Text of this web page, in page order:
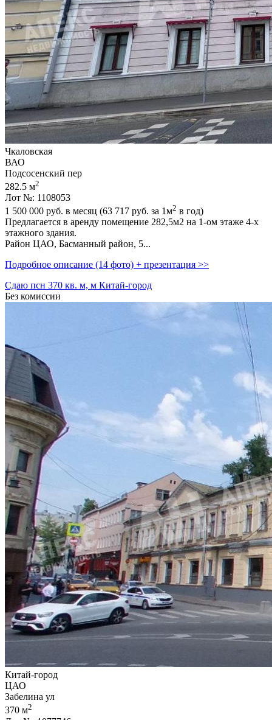
Чкаловская
ВАО
Подсосенский пер
282.5 м2
Лот №: 1108053
1 500 000 руб. в месяц (63 717 руб. за 1м2 в год)
Предлагается в аренду помещение 282,­5м2 на 1-ом этаже 4-х
этажного здания.
Район ЦАО,­ Басманный район,­ 5...
Подробное описание (14 фото) + презентация >>
Сдаю псн 370 кв. м, м Китай-город
Без комиссии
Китай-город
ЦАО
Забелина ул
370 м2